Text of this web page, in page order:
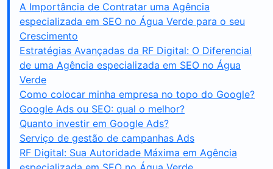
A Importância de Contratar uma Agência
especializada em SEO no Água Verde para o seu
Crescimento
Estratégias Avançadas da RF Digital: O Diferencial
de uma Agência especializada em SEO no Água
Verde
Como colocar minha empresa no topo do Google?
Google Ads ou SEO: qual o melhor?
Quanto investir em Google Ads?
Serviço de gestão de campanhas Ads
RF Digital: Sua Autoridade Máxima em Agência